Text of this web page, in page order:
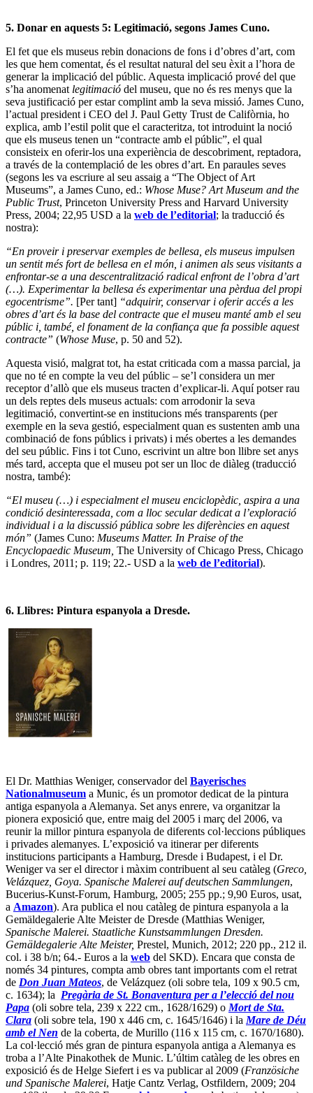
5. Donar en aquests 5: Legitimació, segons James Cuno.
El fet que els museus rebin donacions de fons i d’obres d’art, com
les que hem comentat, és el resultat natural del seu èxit a l’hora de
generar la implicació del públic. Aquesta implicació prové del que
s’ha anomenat legitimació del museu, que no és res menys que la
seva justificació per estar complint amb la seva missió. James Cuno,
l’actual president i CEO del J. Paul Getty Trust de Califòrnia, ho
explica, amb l’estil polit que el caracteritza, tot introduint la noció
que els museus tenen un “contracte amb el públic”, el qual
consisteix en oferir-los una experiència de descobriment, reptadora,
a través de la contemplació de les obres d’art. En paraules seves
(segons les va escriure al seu assaig a “The Object of Art
Museums”, a James Cuno, ed.: Whose Muse? Art Museum and the
Public Trust, Princeton University Press and Harvard University
Press, 2004; 22,95 USD a la web de l’editorial; la traducció és
nostra):
“En proveir i preservar exemples de bellesa, els museus impulsen
un sentit més fort de bellesa en el món, i animen als seus visitants a
enfrontar-se a una descentralització radical enfront de l’obra d’art
(…). Experimentar la bellesa és experimentar una pèrdua del propi
egocentrisme”. [Per tant] “adquirir, conservar i oferir accés a les
obres d’art és la base del contracte que el museu manté amb el seu
públic i, també, el fonament de la confiança que fa possible aquest
contracte” (Whose Muse, p. 50 and 52).
Aquesta visió, malgrat tot, ha estat criticada com a massa parcial, ja
que no té en compte la veu del públic – se’l considera un mer
receptor d’allò que els museus tracten d’explicar-li. Aquí potser rau
un dels reptes dels museus actuals: com arrodonir la seva
legitimació, convertint-se en institucions més transparents (per
exemple en la seva gestió, especialment quan es sustenten amb una
combinació de fons públics i privats) i més obertes a les demandes
del seu públic. Fins i tot Cuno, escrivint un altre bon llibre set anys
més tard, accepta que el museu pot ser un lloc de diàleg (traducció
nostra, també):
“El museu (…) i especialment el museu enciclopèdic, aspira a una
condició desinteressada, com a lloc secular dedicat a l’exploració
individual i a la discussió pública sobre les diferències en aquest
món” (James Cuno: Museums Matter. In Praise of the
Encyclopaedic Museum, The University of Chicago Press, Chicago
i Londres, 2011; p. 119; 22.- USD a la web de l’editorial).
6. Llibres: Pintura espanyola a Dresde.
El Dr. Matthias Weniger, conservador del Bayerisches
Nationalmuseum a Munic, és un promotor dedicat de la pintura
antiga espanyola a Alemanya. Set anys enrere, va organitzar la
pionera exposició que, entre maig del 2005 i març del 2006, va
reunir la millor pintura espanyola de diferents col·leccions públiques
i privades alemanyes. L’exposició va itinerar per diferents
institucions participants a Hamburg, Dresde i Budapest, i el Dr.
Weniger va ser el director i màxim contribuent al seu catàleg (Greco,
Velázquez, Goya. Spanische Malerei auf deutschen Sammlungen,
Bucerius-Kunst-Forum, Hamburg, 2005; 255 pp.; 9,90 Euros, usat,
a Amazon). Ara publica el nou catàleg de pintura espanyola a la
Gemäldegalerie Alte Meister de Dresde (Matthias Weniger,
Spanische Malerei. Staatliche Kunstsammlungen Dresden.
Gemäldegalerie Alte Meister, Prestel, Munich, 2012; 220 pp., 212 il.
col. i 38 b/n; 64.- Euros a la web del SKD). Encara que consta de
només 34 pintures, compta amb obres tant importants com el retrat
de Don Juan Mateos, de Velázquez (oli sobre tela, 109 x 90.5 cm,
c. 1634); la Pregària de St. Bonaventura per a l’elecció del nou
Papa (oli sobre tela, 239 x 222 cm., 1628/1629) o Mort de Sta.
Clara (oli sobre tela, 190 x 446 cm, c. 1645/1646) i la Mare de Déu
amb el Nen de la coberta, de Murillo (116 x 115 cm, c. 1670/1680).
La col·lecció més gran de pintura espanyola antiga a Alemanya es
troba a l’Alte Pinakothek de Munic. L’últim catàleg de les obres en
exposició és de Helge Siefert i es va publicar al 2009 (Französiche
und Spanische Malerei, Hatje Cantz Verlag, Ostfildern, 2009; 204